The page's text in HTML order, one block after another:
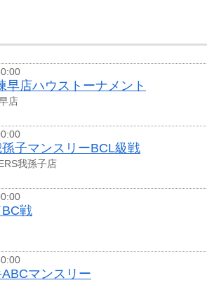
早店ハウストーナメント
店
子マンスリーBCL級戦
我孫子店
戦
マンスリー